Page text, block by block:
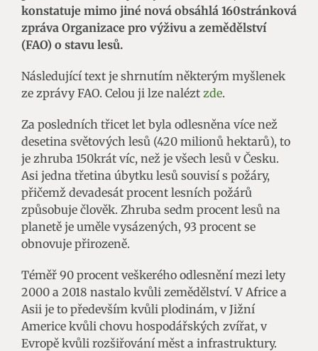
konstatuje mimo jiné nová obsáhlá 160stránková
zpráva Organizace pro výživu a zemědělství
(FAO) o stavu lesů.
Následující text je shrnutím některým myšlenek
ze zprávy FAO. Celou ji lze nalézt zde.
Za posledních třicet let byla odlesněna více než
desetina světových lesů (420 milionů hektarů), to
je zhruba 150krát víc, než je všech lesů v Česku.
Asi jedna třetina úbytku lesů souvisí s požáry,
přičemž devadesát procent lesních požárů
způsobuje člověk. Zhruba sedm procent lesů na
planetě je uměle vysázených, 93 procent se
obnovuje přirozeně.
Téměř 90 procent veškerého odlesnění mezi lety
2000 a 2018 nastalo kvůli zemědělství. V Africe a
Asii je to především kvůli plodinám, v Jižní
Americe kvůli chovu hospodářských zvířat, v
Evropě kvůli rozšiřování měst a infrastruktury.